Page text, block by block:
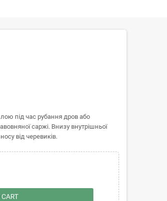
під час рубання дров або
саржі. Внизу внутрішньої
від черевиків.